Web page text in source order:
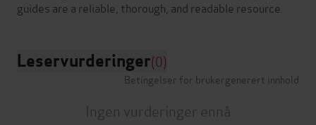
Leservurderinger(0)
Betingelser for brukergenerert innhold
Ingen vurderinger ennå